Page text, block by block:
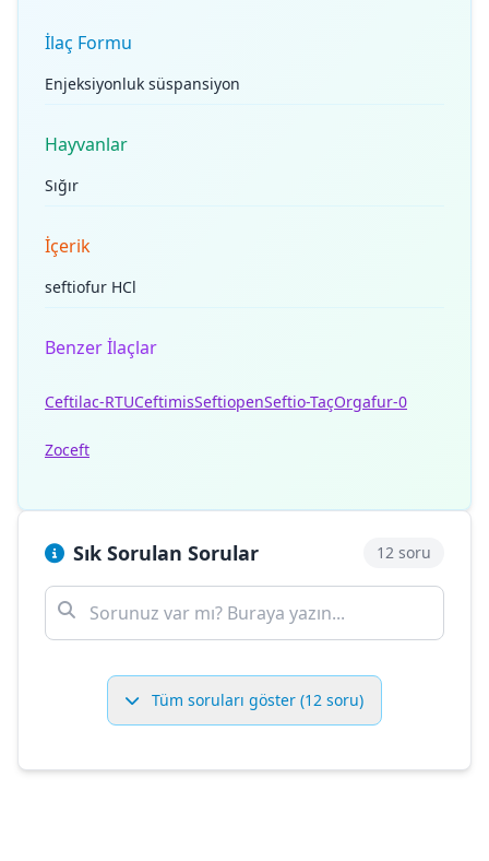
İlaç Formu
Enjeksiyonluk süspansiyon
Hayvanlar
Sığır
İçerik
seftiofur HCl
Benzer İlaçlar
Ceftilac-RTUCeftimisSeftiopenSeftio-TaçOrgafur-0
Zoceft
Sık Sorulan Sorular 12 soru
Tüm soruları göster (12 soru)